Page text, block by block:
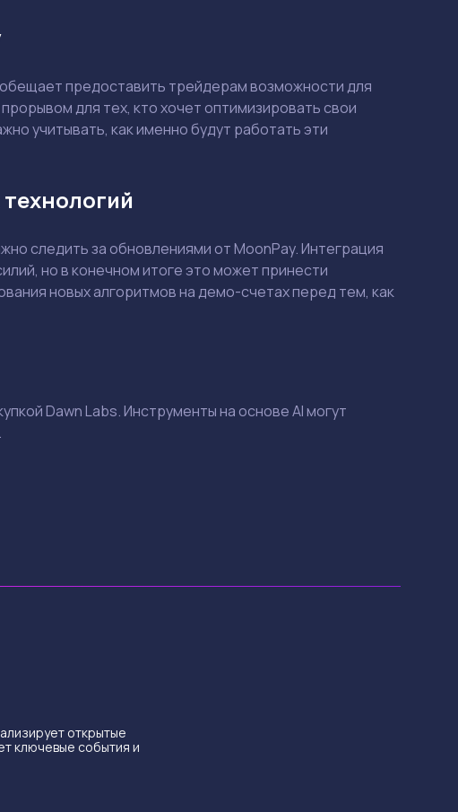
предоставить трейдерам возможности для
для тех, кто хочет оптимизировать свои
учитывать, как именно будут работать эти
следить за обновлениями от MoonPay. Интеграция
но в конечном итоге это может принести
новых алгоритмов на демо-счетах перед тем, как
Dawn Labs. Инструменты на основе AI могут
открытые
ключевые события и
Смотреть
на
Смотреть